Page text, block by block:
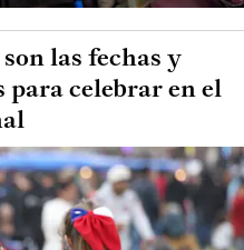
las fechas y
para celebrar en el